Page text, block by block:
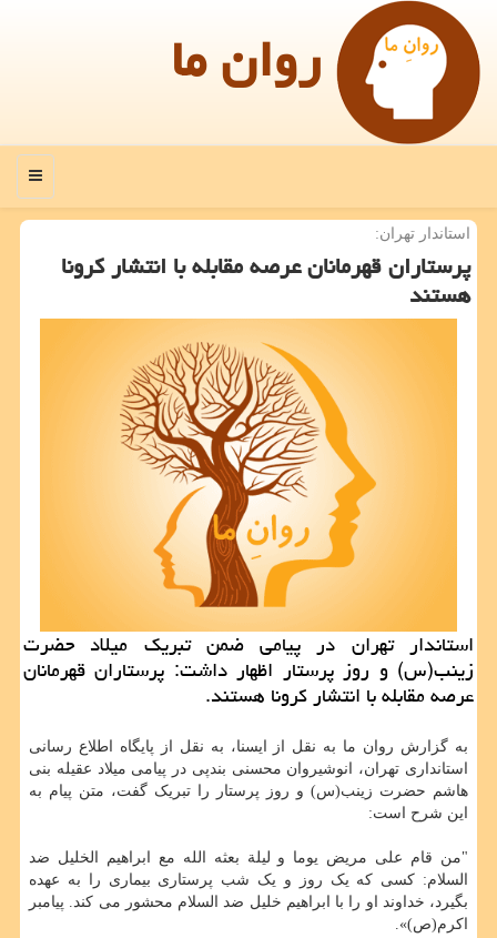
روان ما
منو
استاندار تهران:
پرستاران قهرمانان عرصه مقابله با انتشار كرونا
هستند
استاندار تهران در پیامی ضمن تبریک میلاد حضرت
زینب(س) و روز پرستار اظهار داشت: پرستاران قهرمانان
عرصه مقابله با انتشار کرونا هستند.
به گزارش روان ما به نقل از ایسنا، به نقل از پایگاه اطلاع رسانی
استانداری تهران، انوشیروان محسنی بندپی در پیامی میلاد عقیله بنی
هاشم حضرت زینب(س) و روز پرستار را تبریک گفت، متن پیام به
این شرح است:
"من قام علی مریض یوما و لیلة بعثه الله مع ابراهیم الخلیل ضد
السلام: کسی که یک روز و یک شب پرستاری بیماری را به عهده
بگیرد، خداوند او را با ابراهیم خلیل ضد السلام محشور می کند. پیامبر
اکرم(ص)».